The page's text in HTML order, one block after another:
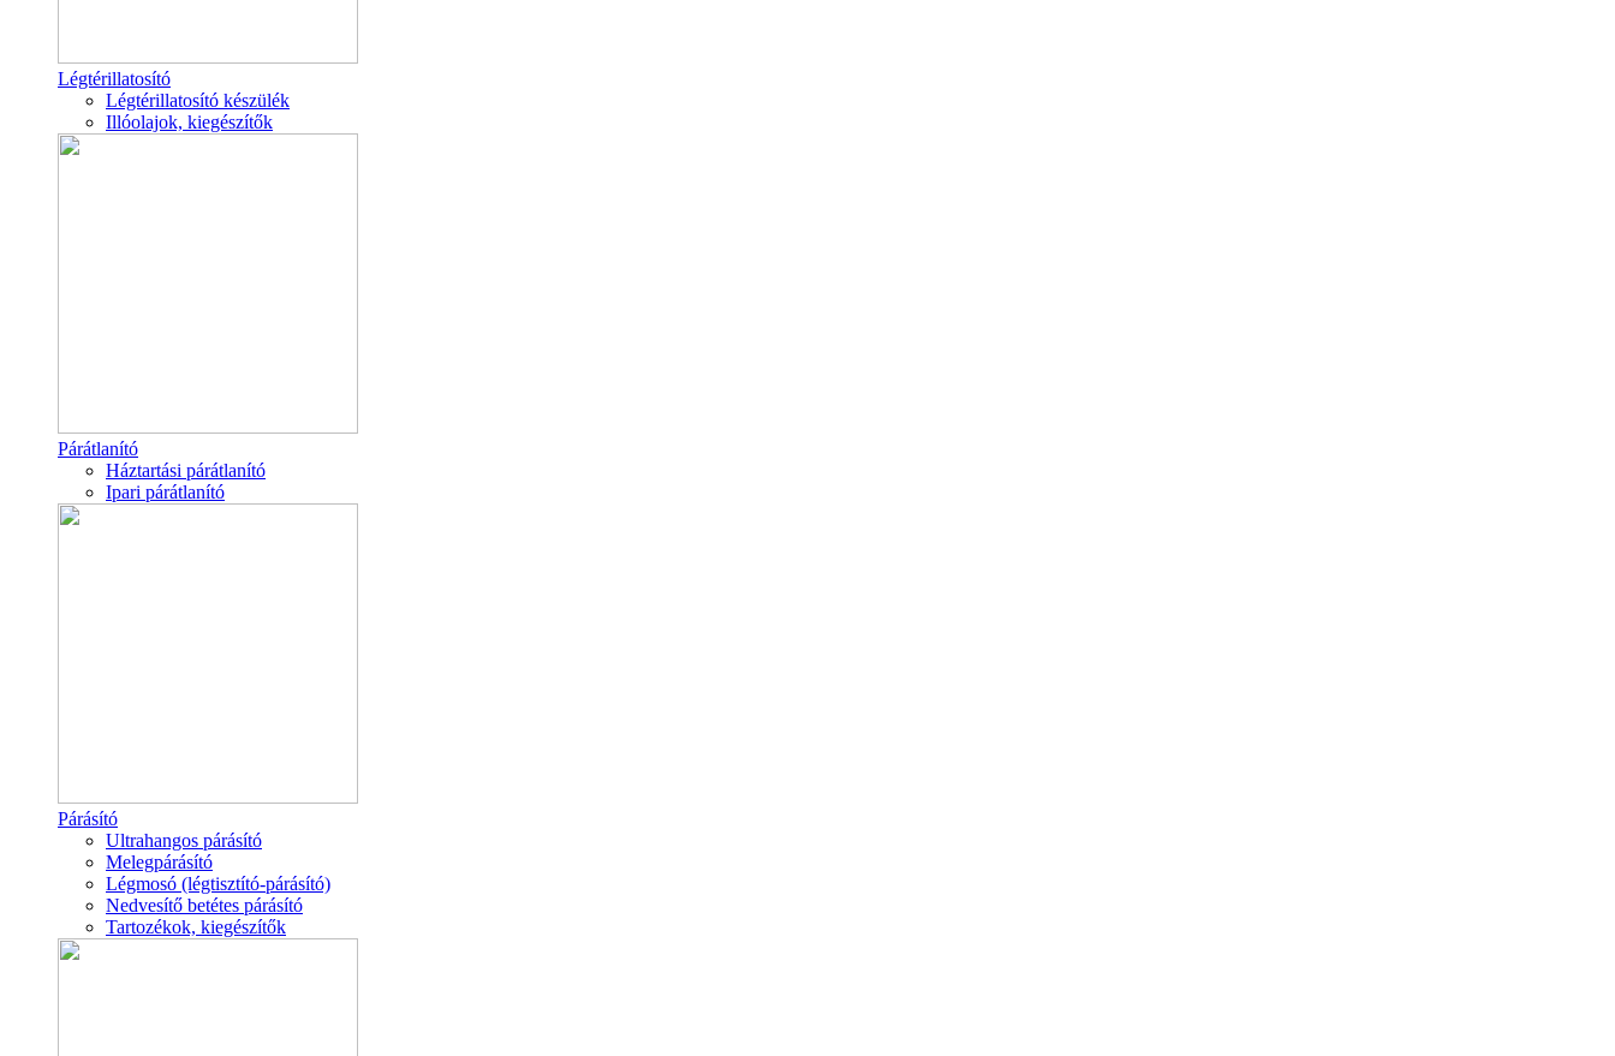
Légtérillatosító
Légtérillatosító készülék
Illóolajok, kiegészítők
Párátlanító
Háztartási párátlanító
Ipari párátlanító
Párásító
Ultrahangos párásító
Melegpárásító
Légmosó (légtisztító-párásító)
Nedvesítő betétes párásító
Tartozékok, kiegészítők